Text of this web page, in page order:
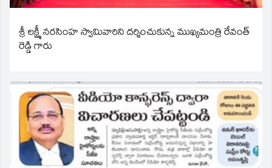
శ్రీ లక్ష్మీ నరసింహ స్వామివారిని దర్శించుకున్న ముఖ్యమంత్రి రేవంత్
రెడ్డి గారు